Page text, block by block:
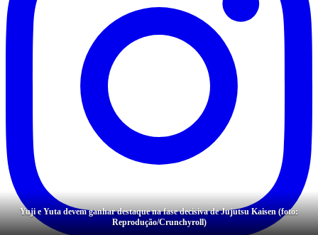
Yuji e Yuta devem ganhar destaque na fase decisiva de Jujutsu Kaisen (foto:
Reprodução/Crunchyroll)